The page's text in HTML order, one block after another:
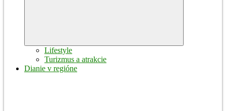
Lifestyle
Turizmus a atrakcie
Dianie v regióne